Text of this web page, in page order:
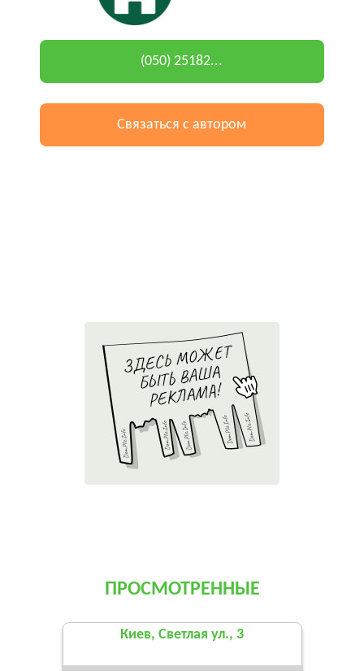
(050) 25182...
Связаться с автором
ПРОСМОТРЕННЫЕ
Киев, Светлая ул., 3